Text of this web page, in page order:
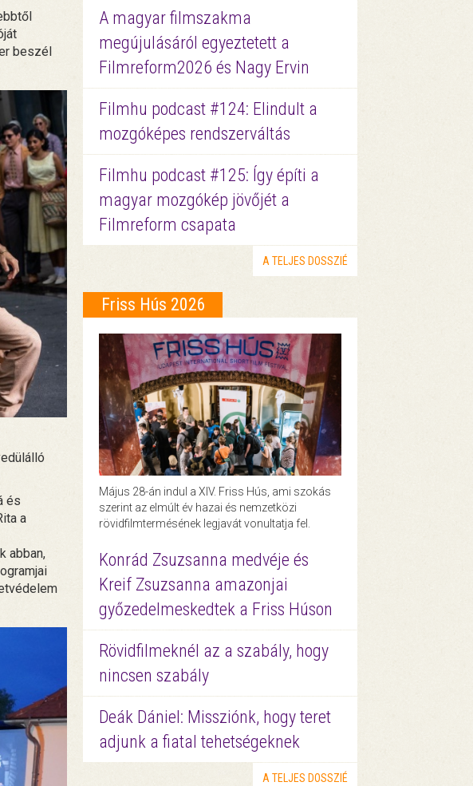
beszél
és
a
abban,
A magyar filmszakma
megújulásáról egyeztetett a
Filmreform2026 és Nagy Ervin
Filmhu podcast #124: Elindult a
mozgóképes rendszerváltás
Filmhu podcast #125: Így építi a
magyar mozgókép jövőjét a
Filmreform csapata
A TELJES DOSSZIÉ
Friss Hús 2026
Május 28-án indul a XIV. Friss Hús, ami szokás
szerint az elmúlt év hazai és nemzetközi
rövidfilmtermésének legjavát vonultatja fel.
Konrád Zsuzsanna medvéje és
Kreif Zsuzsanna amazonjai
győzedelmeskedtek a Friss Húson
Rövidfilmeknél az a szabály, hogy
nincsen szabály
Deák Dániel: Missziónk, hogy teret
adjunk a fiatal tehetségeknek
A TELJES DOSSZIÉ